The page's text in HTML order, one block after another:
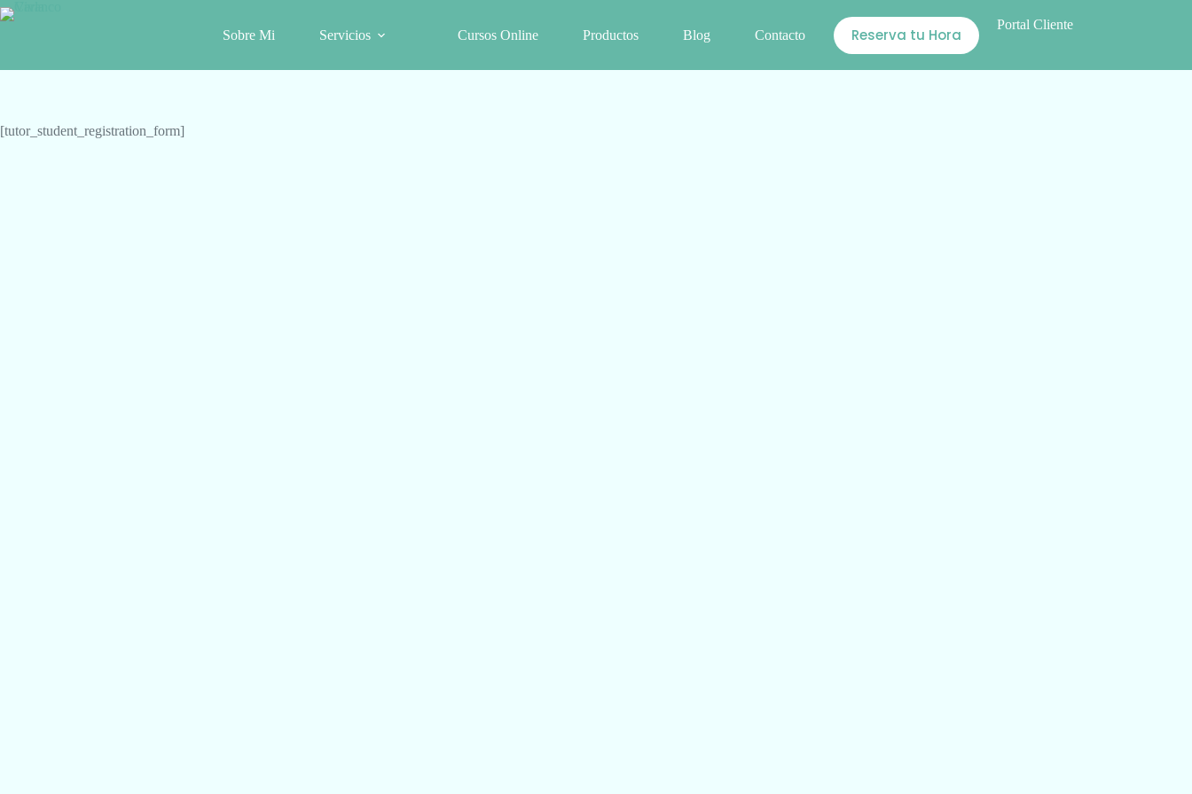
Saltar
al
Sobre Mi Servicios Cursos Online Productos Blog Contacto Reserva tu Hora
Portal Cliente
[tutor_student_registration_form]